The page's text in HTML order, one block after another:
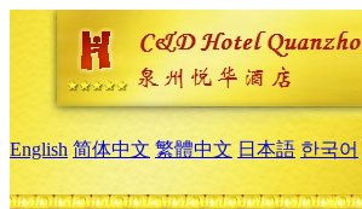
English 简体中文 繁體中文 日本語 한국어